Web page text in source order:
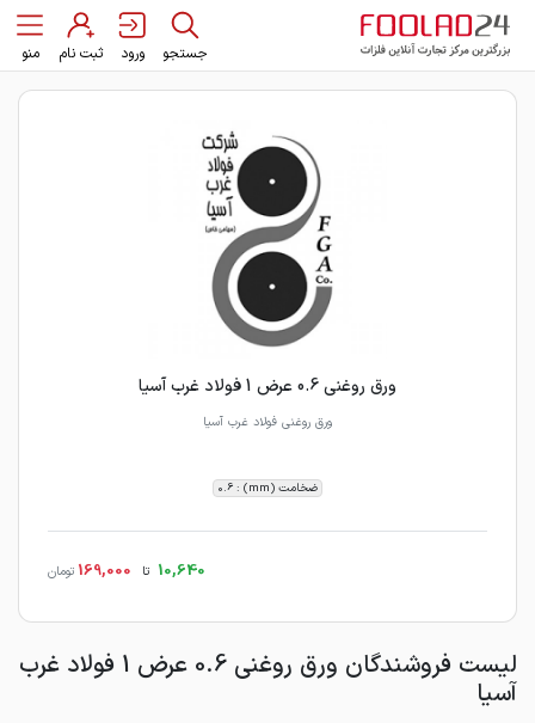
جستجو ورود ثبت نام منو
ورق روغنی 0.6 عرض 1 فولاد غرب آسیا
ورق روغنی فولاد غرب آسیا
ضخامت (mm) : 0.6
10,640 تا 169,000 تومان
لیست فروشندگان ورق روغنی 0.6 عرض 1 فولاد غرب
آسیا